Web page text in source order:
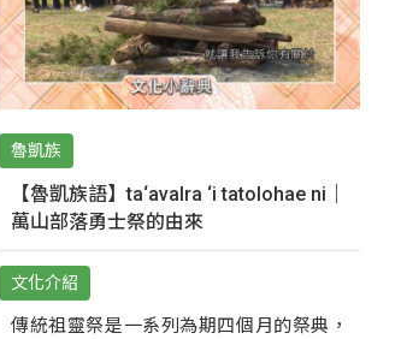
魯凱族
【魯凱族語】ta‘avalra ‘i tatolohae ni｜
萬山部落勇士祭的由來
文化介紹
傳統祖靈祭是一系列為期四個月的祭典，